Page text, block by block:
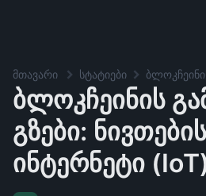
მთავარი სტატიები
ბლოკჩეინის
გზები: ნივთების
ინტერნეტი